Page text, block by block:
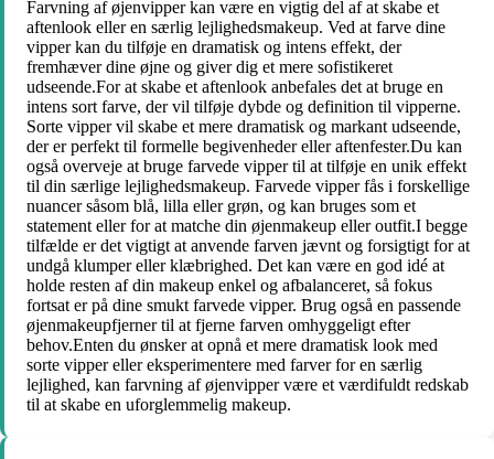
Farvning af øjenvipper kan være en vigtig del af at skabe et
aftenlook eller en særlig lejlighedsmakeup. Ved at farve dine
vipper kan du tilføje en dramatisk og intens effekt, der
fremhæver dine øjne og giver dig et mere sofistikeret
udseende.For at skabe et aftenlook anbefales det at bruge en
intens sort farve, der vil tilføje dybde og definition til vipperne.
Sorte vipper vil skabe et mere dramatisk og markant udseende,
der er perfekt til formelle begivenheder eller aftenfester.Du kan
også overveje at bruge farvede vipper til at tilføje en unik effekt
til din særlige lejlighedsmakeup. Farvede vipper fås i forskellige
nuancer såsom blå, lilla eller grøn, og kan bruges som et
statement eller for at matche din øjenmakeup eller outfit.I begge
tilfælde er det vigtigt at anvende farven jævnt og forsigtigt for at
undgå klumper eller klæbrighed. Det kan være en god idé at
holde resten af ​​din makeup enkel og afbalanceret, så fokus
fortsat er på dine smukt farvede vipper. Brug også en passende
øjenmakeupfjerner til at fjerne farven omhyggeligt efter
behov.Enten du ønsker at opnå et mere dramatisk look med
sorte vipper eller eksperimentere med farver for en særlig
lejlighed, kan farvning af øjenvipper være et værdifuldt redskab
til at skabe en uforglemmelig makeup.